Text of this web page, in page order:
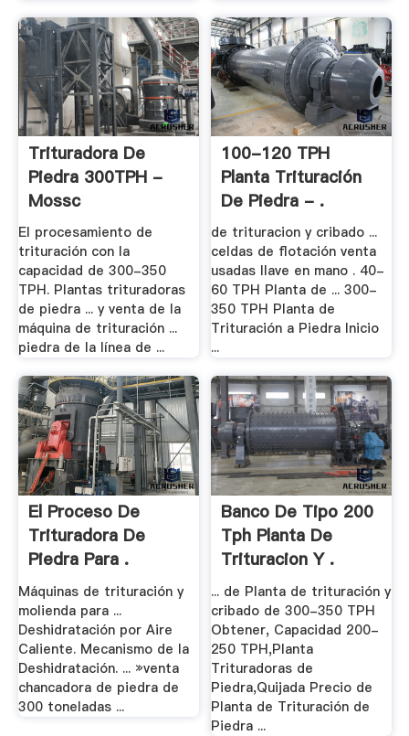
Trituradora De
Piedra 300TPH -
Mossc
El procesamiento de
trituración con la
capacidad de 300-350
TPH. Plantas trituradoras
de piedra ... y venta de la
máquina de trituración ...
piedra de la línea de ...
100-120 TPH
Planta Trituración
De Piedra - .
de trituracion y cribado ...
celdas de flotación venta
usadas llave en mano . 40-
60 TPH Planta de ... 300-
350 TPH Planta de
Trituración a Piedra Inicio
...
El Proceso De
Trituradora De
Piedra Para .
Máquinas de trituración y
molienda para ...
Deshidratación por Aire
Caliente. Mecanismo de la
Deshidratación. ... »venta
chancadora de piedra de
300 toneladas ...
Banco De Tipo 200
Tph Planta De
Trituracion Y .
... de Planta de trituración y
cribado de 300-350 TPH
Obtener, Capacidad 200-
250 TPH,Planta
Trituradoras de
Piedra,Quijada Precio de
Planta de Trituración de
Piedra ...